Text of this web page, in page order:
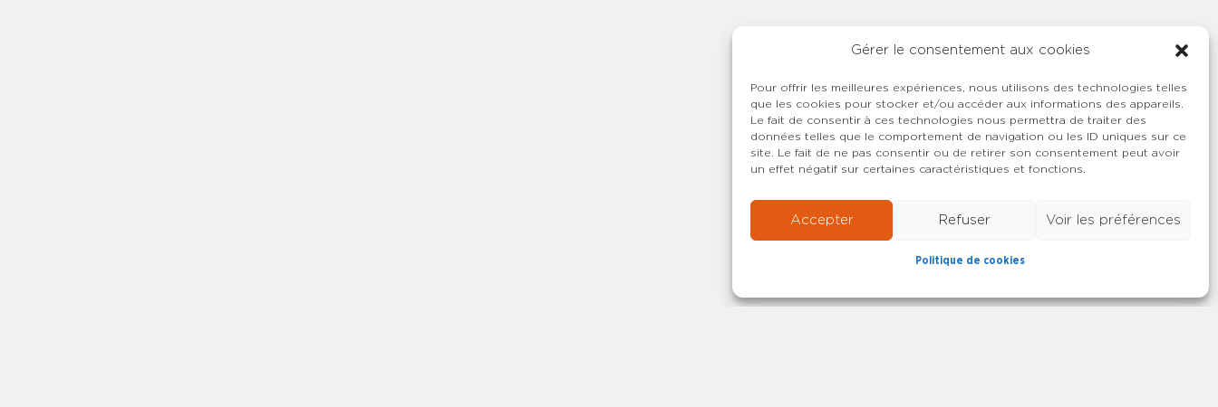
Gérer le consentement aux cookies
Pour offrir les meilleures expériences, nous utilisons des technologies telles
que les cookies pour stocker et/ou accéder aux informations des appareils.
Le fait de consentir à ces technologies nous permettra de traiter des
données telles que le comportement de navigation ou les ID uniques sur ce
site. Le fait de ne pas consentir ou de retirer son consentement peut avoir
un effet négatif sur certaines caractéristiques et fonctions.
Accepter Refuser Voir les préférences
Politique de cookies